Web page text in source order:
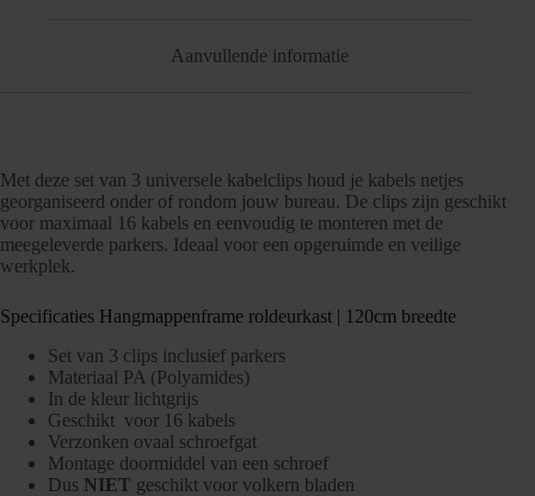
Aanvullende informatie
Met deze set van 3 universele kabelclips houd je kabels netjes
georganiseerd onder of rondom jouw bureau. De clips zijn geschikt
voor maximaal 16 kabels en eenvoudig te monteren met de
meegeleverde parkers. Ideaal voor een opgeruimde en veilige
werkplek.
Specificaties Hangmappenframe roldeurkast | 120cm breedte
Set van 3 clips inclusief parkers
Materiaal PA (Polyamides)
In de kleur lichtgrijs
Geschikt voor 16 kabels
Verzonken ovaal schroefgat
Montage doormiddel van een schroef
Dus NIET geschikt voor volkern bladen